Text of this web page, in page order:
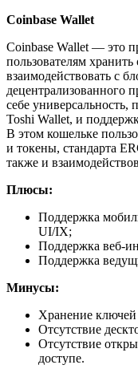
Coinbase Wallet
Coinbase Wallet — это
пользователям
взаимодействовать с
децентрализованного
себе
Toshi Wallet, и
В этом кошельке
и токены, стандарта
также и
Плюсы:
Поддержка
UI/IX;
Поддержка веб-
Поддержка
Минусы:
Хранение ключей
Отсутствие
Отсутствие
доступе.